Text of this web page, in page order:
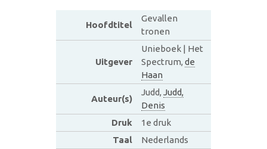
Hoofdtitel
Gevallen
tronen
Uitgever
Unieboek | Het
Spectrum, de
Haan
Auteur(s)
Judd, Judd,
Denis
Druk
1e druk
Taal
Nederlands